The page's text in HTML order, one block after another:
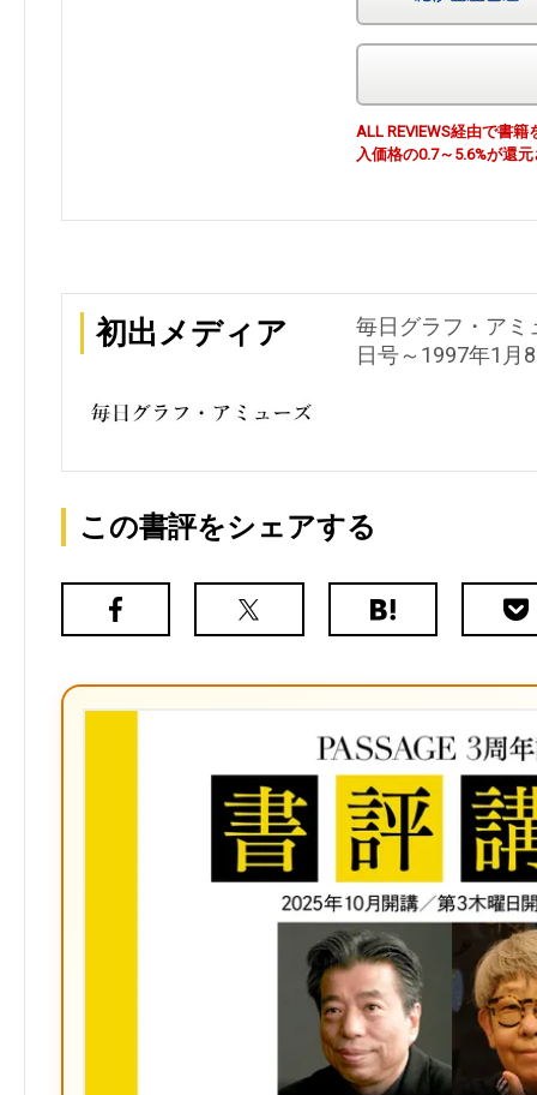
ALL REVIEWS経由で書
入価格の0.7～5.6%が還
初出メディア
毎日グラフ・アミ
日号～1997年1月
この書評をシェアする
Facebook
X（旧
は
ク
マ
ー
ク